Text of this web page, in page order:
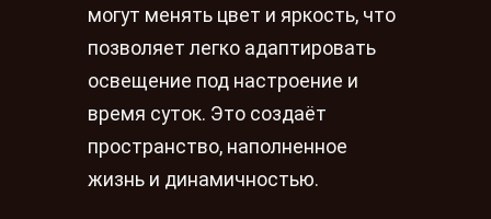
могут менять цвет и яркость, что
позволяет легко адаптировать
освещение под настроение и
время суток. Это создаёт
пространство, наполненное
жизнь и динамичностью.